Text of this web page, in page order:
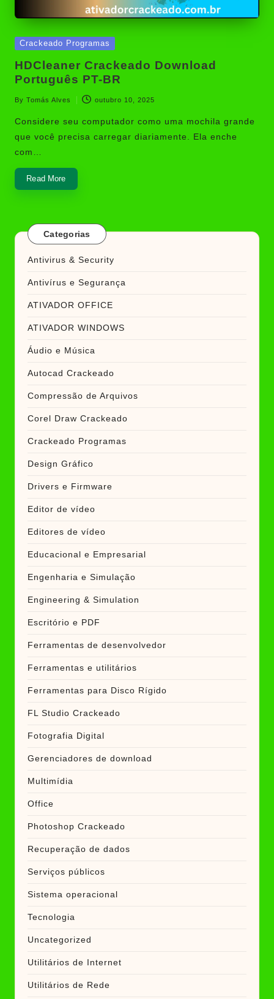
Posted
Crackeado Programas
HDCleaner Crackeado Download
Português PT-BR
Posted
by
By Tomás Alves outubro 10, 2025
Considere seu computador como uma mochila grande
que você precisa carregar diariamente. Ela enche
com…
Read More
Categorias
Antivirus & Security
Antivírus e Segurança
ATIVADOR OFFICE
ATIVADOR WINDOWS
Áudio e Música
Autocad Crackeado
Compressão de Arquivos
Corel Draw Crackeado
Crackeado Programas
Design Gráfico
Drivers e Firmware
Editor de vídeo
Editores de vídeo
Educacional e Empresarial
Engenharia e Simulação
Engineering & Simulation
Escritório e PDF
Ferramentas de desenvolvedor
Ferramentas e utilitários
Ferramentas para Disco Rígido
FL Studio Crackeado
Fotografia Digital
Gerenciadores de download
Multimídia
Office
Photoshop Crackeado
Recuperação de dados
Serviços públicos
Sistema operacional
Tecnologia
Uncategorized
Utilitários de Internet
Utilitários de Rede